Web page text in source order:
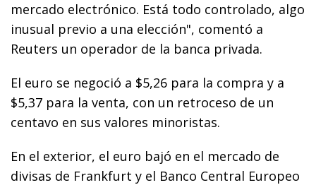
mercado electrónico. Está todo controlado, algo
inusual previo a una elección", comentó a
Reuters un operador de la banca privada.
El euro se negoció a $5,26 para la compra y a
$5,37 para la venta, con un retroceso de un
centavo en sus valores minoristas.
En el exterior, el euro bajó en el mercado de
divisas de Frankfurt y el Banco Central Europeo